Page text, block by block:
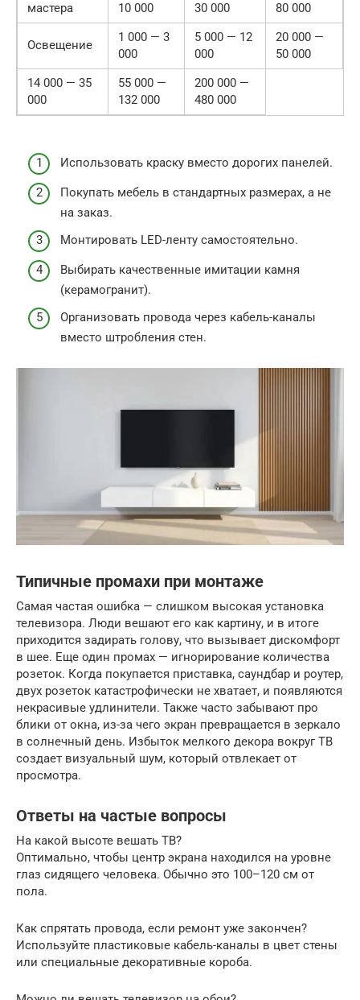
мастера
10 000
30 000
80 000
Освещение
1 000 — 3
000
5 000 — 12
000
20 000 —
50 000
14 000 — 35
000
55 000 —
132 000
200 000 —
480 000
Использовать краску вместо дорогих панелей.
Покупать мебель в стандартных размерах, а не
на заказ.
Монтировать LED-ленту самостоятельно.
Выбирать качественные имитации камня
(керамогранит).
Организовать провода через кабель-каналы
вместо штробления стен.
Типичные промахи при монтаже
Самая частая ошибка — слишком высокая установка
телевизора. Люди вешают его как картину, и в итоге
приходится задирать голову, что вызывает дискомфорт
в шее. Еще один промах — игнорирование количества
розеток. Когда покупается приставка, саундбар и роутер,
двух розеток катастрофически не хватает, и появляются
некрасивые удлинители. Также часто забывают про
блики от окна, из-за чего экран превращается в зеркало
в солнечный день. Избыток мелкого декора вокруг ТВ
создает визуальный шум, который отвлекает от
просмотра.
Ответы на частые вопросы
На какой высоте вешать ТВ?
Оптимально, чтобы центр экрана находился на уровне
глаз сидящего человека. Обычно это 100–120 см от
пола.
Как спрятать провода, если ремонт уже закончен?
Используйте пластиковые кабель-каналы в цвет стены
или специальные декоративные короба.